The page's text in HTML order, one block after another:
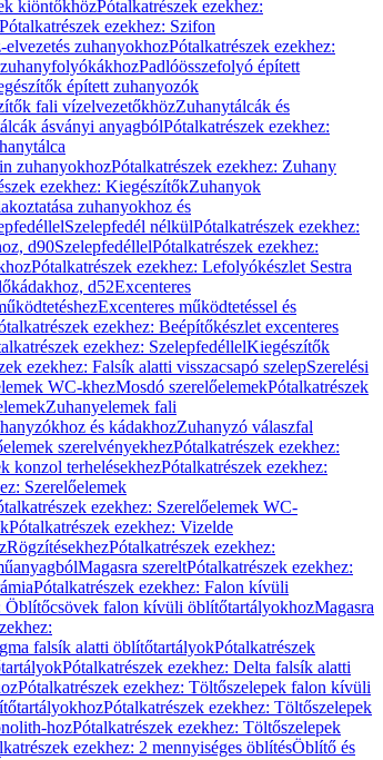
kiöntőkhözPótalkatrészek ezekhez:
Pótalkatrészek ezekhez: Szifon
elvezetés zuhanyokhozPótalkatrészek ezekhez:
Padlóösszefolyó épített
épített zuhanyozók
fali vízelvezetőkhözZuhanytálcák és
ásványi anyagbólPótalkatrészek ezekhez:
zuhanyokhozPótalkatrészek ezekhez: Zuhany
ezekhez: KiegészítőkZuhanyok
zuhanyokhoz és
Szelepfedél nélkülPótalkatrészek ezekhez:
d90SzelepfedéllelPótalkatrészek ezekhez:
Pótalkatrészek ezekhez: Lefolyókészlet Sestra
d52Excenteres
Excenteres működtetéssel és
ezekhez: Beépítőkészlet excenteres
ezekhez: SzelepfedéllelKiegészítők
ezekhez: Falsík alatti visszacsapó szelepSzerelési
WC-khezMosdó szerelőelemekPótalkatrészek
Zuhanyelemek fali
és kádakhozZuhanyzó válaszfal
szerelvényekhezPótalkatrészek ezekhez:
konzol terhelésekhezPótalkatrészek ezekhez:
Szerelőelemek
ezekhez: Szerelőelemek WC-
Pótalkatrészek ezekhez: Vizelde
RögzítésekhezPótalkatrészek ezekhez:
Magasra szereltPótalkatrészek ezekhez:
Pótalkatrészek ezekhez: Falon kívüli
Öblítőcsövek falon kívüli öblítőtartályokhozMagasra
falsík alatti öblítőtartályokPótalkatrészek
Pótalkatrészek ezekhez: Delta falsík alatti
Pótalkatrészek ezekhez: Töltőszelepek falon kívüli
Pótalkatrészek ezekhez: Töltőszelepek
hozPótalkatrészek ezekhez: Töltőszelepek
ezekhez: 2 mennyiséges öblítésÖblítő és